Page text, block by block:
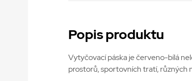
Popis produktu
Vytyčovací páska je červeno-bílá
prostorů, sportovních tratí, různých